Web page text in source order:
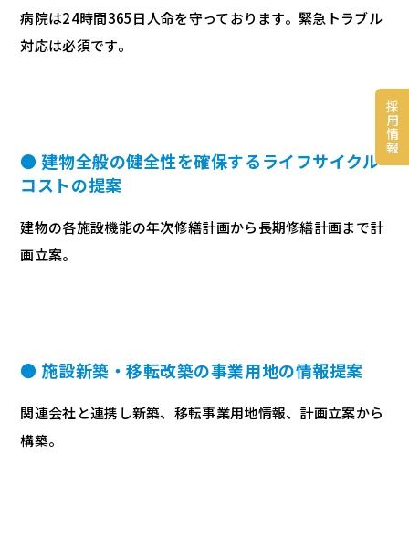
採
用
情
報
病院は24時間365日人命を守っております。緊急トラブル
対応は必須です。
● 建物全般の健全性を確保するライフサイクル
コストの提案
建物の各施設機能の年次修繕計画から長期修繕計画まで計
画立案。
● 施設新築・移転改築の事業用地の情報提案
関連会社と連携し新築、移転事業用地情報、計画立案から
構築。